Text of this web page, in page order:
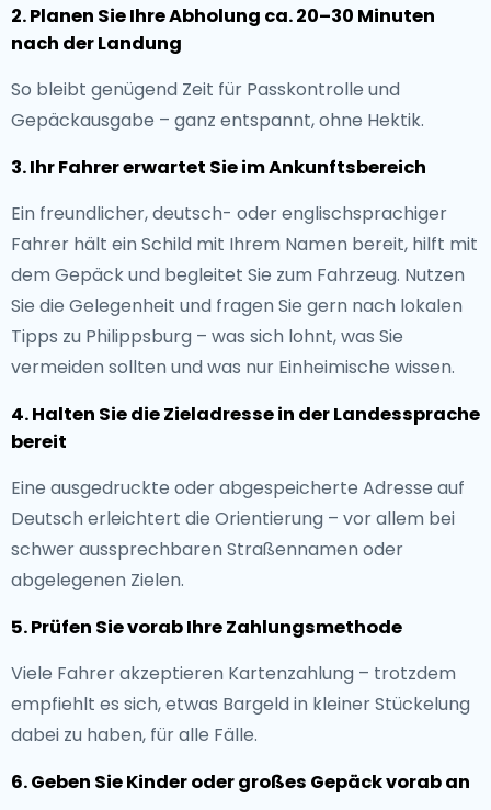
2. Planen Sie Ihre Abholung ca. 20–30 Minuten
nach der Landung
So bleibt genügend Zeit für Passkontrolle und
Gepäckausgabe – ganz entspannt, ohne Hektik.
3. Ihr Fahrer erwartet Sie im Ankunftsbereich
Ein freundlicher, deutsch- oder englischsprachiger
Fahrer hält ein Schild mit Ihrem Namen bereit, hilft mit
dem Gepäck und begleitet Sie zum Fahrzeug. Nutzen
Sie die Gelegenheit und fragen Sie gern nach lokalen
Tipps zu Philippsburg – was sich lohnt, was Sie
vermeiden sollten und was nur Einheimische wissen.
4. Halten Sie die Zieladresse in der Landessprache
bereit
Eine ausgedruckte oder abgespeicherte Adresse auf
Deutsch erleichtert die Orientierung – vor allem bei
schwer aussprechbaren Straßennamen oder
abgelegenen Zielen.
5. Prüfen Sie vorab Ihre Zahlungsmethode
Viele Fahrer akzeptieren Kartenzahlung – trotzdem
empfiehlt es sich, etwas Bargeld in kleiner Stückelung
dabei zu haben, für alle Fälle.
6. Geben Sie Kinder oder großes Gepäck vorab an